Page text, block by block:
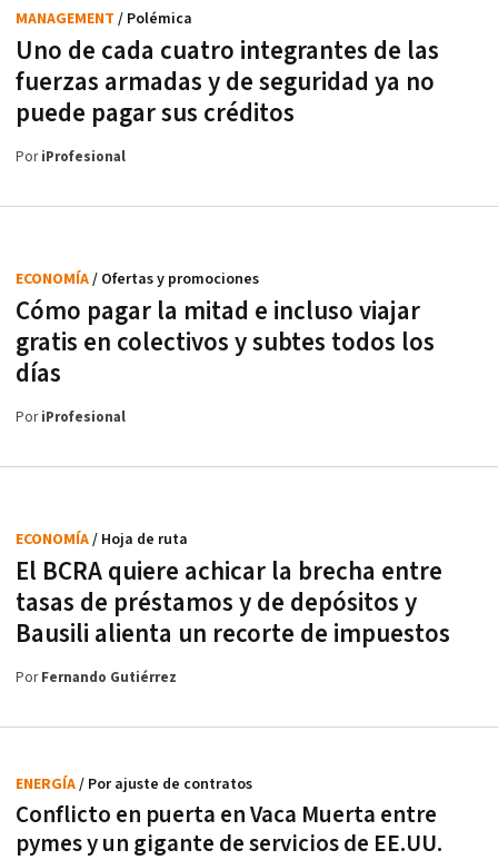
Uno de cada cuatro integrantes de las
fuerzas armadas y de seguridad ya no
puede pagar sus créditos
MANAGEMENT / Polémica
PoriProfesional
Cómo pagar la mitad e incluso viajar
gratis en colectivos y subtes todos los
días
ECONOMÍA/ Ofertas y promociones
PoriProfesional
El BCRA quiere achicar la brecha entre
tasas de préstamos y de depósitos y
Bausili alienta un recorte de impuestos
ECONOMÍA/ Hoja de ruta
PorFernando Gutiérrez
Conflicto en puerta en Vaca Muerta entre
pymes y un gigante de servicios de EE.UU.
ENERGÍA/ Por ajuste de contratos